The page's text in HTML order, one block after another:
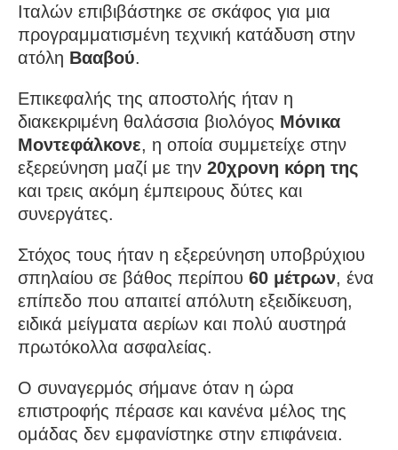
Ιταλών επιβιβάστηκε σε σκάφος για μια
προγραμματισμένη τεχνική κατάδυση στην
ατόλη Βααβού.
Επικεφαλής της αποστολής ήταν η
διακεκριμένη θαλάσσια βιολόγος Μόνικα
Μοντεφάλκονε, η οποία συμμετείχε στην
εξερεύνηση μαζί με την 20χρονη κόρη της
και τρεις ακόμη έμπειρους δύτες και
συνεργάτες.
Στόχος τους ήταν η εξερεύνηση υποβρύχιου
σπηλαίου σε βάθος περίπου 60 μέτρων, ένα
επίπεδο που απαιτεί απόλυτη εξειδίκευση,
ειδικά μείγματα αερίων και πολύ αυστηρά
πρωτόκολλα ασφαλείας.
Ο συναγερμός σήμανε όταν η ώρα
επιστροφής πέρασε και κανένα μέλος της
ομάδας δεν εμφανίστηκε στην επιφάνεια.